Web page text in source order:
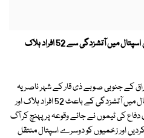
عراق میں کورونا مریضوں کے لیے مختص اسپتال میں آتشزدگی سے 52 افراد ہلاک
کے جنوبی صوبے ذی قار کے شہر ناصریہ
میں کورونا مریضوں کے لیے مختص اسپتال میں آتشزدگی کے باعث 52 افراد ہلاک اور
کی ٹیموں نے جائے وقوعہ پر پہنچ کر آگ
اور زخمیوں کو دوسرے اسپتال منتقل